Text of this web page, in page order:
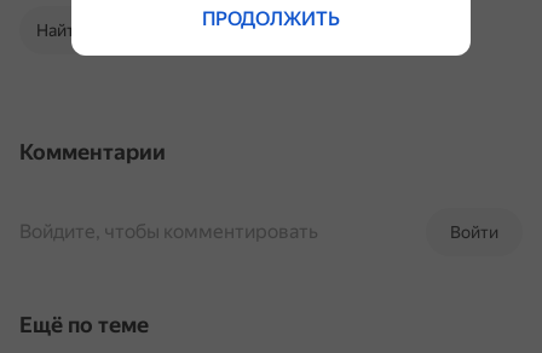
Найти в Поиске
Комментарии
Войти
Войдите, чтобы комментировать
Ещё по теме
ПРОДОЛЖИТЬ